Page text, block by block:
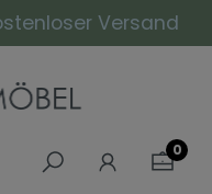
Versand
0